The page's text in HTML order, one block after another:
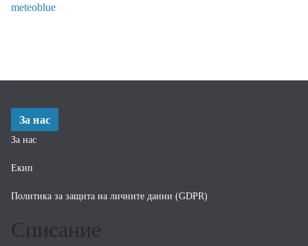
meteoblue
За нас
За нас
Екип
Политика за защита на личните данни (GDPR)
Списание